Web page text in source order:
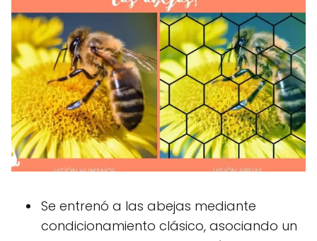
Se entrenó a las abejas mediante
condicionamiento clásico, asociando un